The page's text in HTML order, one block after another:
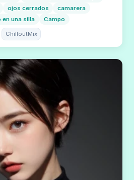
ojos cerrados
camarera
en una silla
Campo
ChilloutMix